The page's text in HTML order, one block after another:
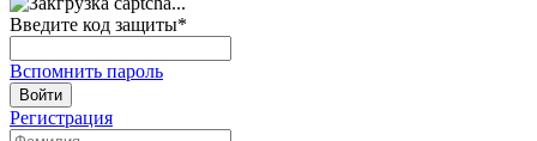
Введите код защиты*
Вспомнить пароль
Войти
Регистрация